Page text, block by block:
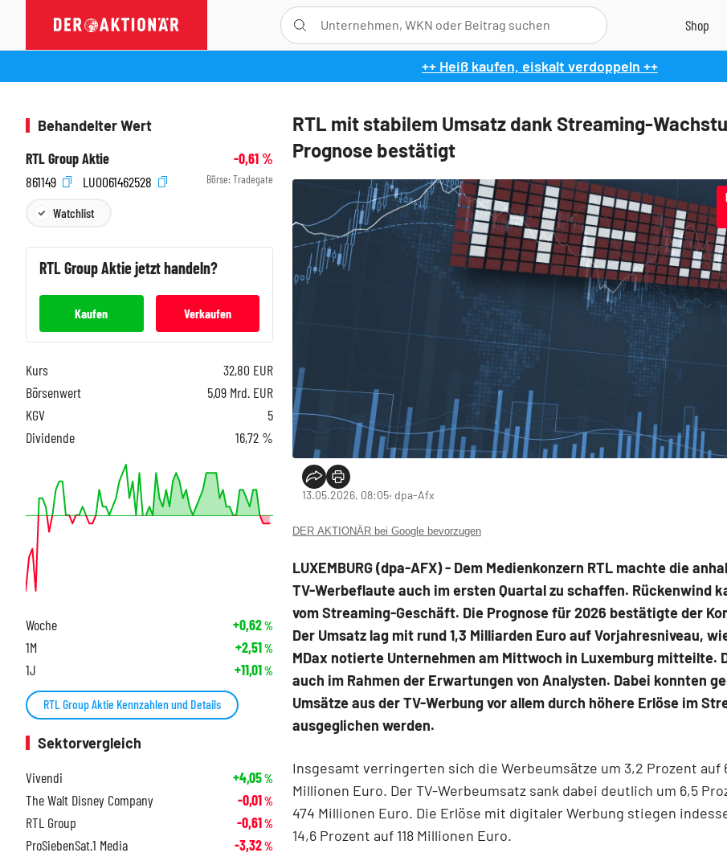
++ Heiß kaufen, eiskalt verdoppeln ++
RTL mit stabilem Umsatz dank Streaming-
Prognose bestätigt
13.05.2026, 08:05‧ dpa-Afx
DER AKTIONÄR bei Google bevorzugen
LUXEMBURG (dpa-AFX) - Dem Medienkonzern RTL machte die
TV-Werbeflaute auch im ersten Quartal zu schaffen. Rückenwind
vom Streaming-Geschäft. Die Prognose für 2026 bestätigte der
Der Umsatz lag mit rund 1,3 Milliarden Euro auf Vorjahresniveau,
MDax notierte Unternehmen am Mittwoch in Luxemburg mitteilte.
auch im Rahmen der Erwartungen von Analysten. Dabei konnten
Umsätze aus der TV-Werbung vor allem durch höhere Erlöse im
ausgeglichen werden.
Insgesamt verringerten sich die Werbeumsätze um 3,2 Prozent auf
Millionen Euro. Der TV-Werbeumsatz sank dabei deutlich um 6,5
474 Millionen Euro. Die Erlöse mit digitaler Werbung stiegen
14,6 Prozent auf 118 Millionen Euro.
Behandelter Wert
RTL Group Aktie
-0,61%
861149
LU0061462528 Börse: Tradegate
Watchlist
RTL GroupAktie jetzt handeln?
Kaufen Verkaufen
Kurs 32,80 EUR
Börsenwert
5,09 Mrd. EUR
KGV
5
Dividende
16,72 %
Woche +0,62%
1M +2,51%
1J +11,01%
RTL Group Aktie Kennzahlen und Details
Sektorvergleich
Vivendi
+4,05%
The Walt Disney Company -0,01%
RTL Group -0,61%
ProSiebenSat.1 Media -3,32%